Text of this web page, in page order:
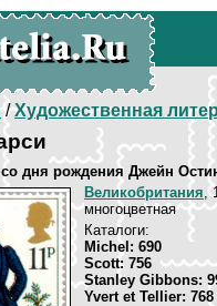
/Художественная
со дня рождения Джейн
Великобритания,
многоцветная
Каталоги:
Michel: 690
Scott: 756
Stanley Gibbons:
Yvert et Tellier: 768